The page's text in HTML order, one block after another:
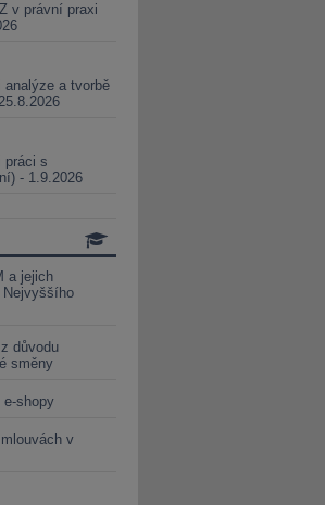
v právní praxi
a tvorbě
práci s
- 1.9.2026
a jejich
Nejvyššího
důvodu
směny
e-shopy
v